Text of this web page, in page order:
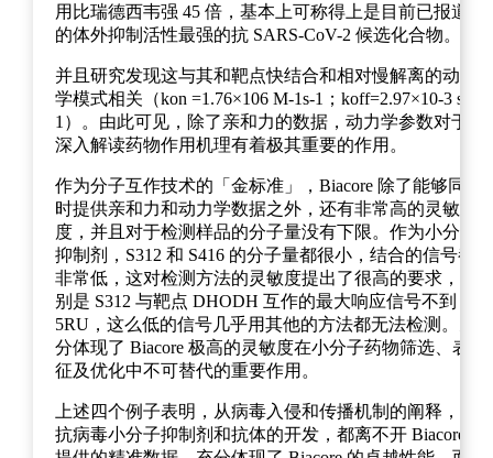
用比瑞德西韦强 45 倍，基本上可称得上是目前已报道
的体外抑制活性最强的抗 SARS-CoV-2 候选化合物。
并且研究发现这与其和靶点快结合和相对慢解离的动力
学模式相关（kon =1.76×106 M-1s-1；koff=2.97×10-3 s-
1）。由此可见，除了亲和力的数据，动力学参数对于
深入解读药物作用机理有着极其重要的作用。
作为分子互作技术的「金标准」，Biacore 除了能够同
时提供亲和力和动力学数据之外，还有非常高的灵敏
度，并且对于检测样品的分子量没有下限。作为小分子
抑制剂，S312 和 S416 的分子量都很小，结合的信号都
非常低，这对检测方法的灵敏度提出了很高的要求，特
别是 S312 与靶点 DHODH 互作的最大响应信号不到
5RU，这么低的信号几乎用其他的方法都无法检测。充
分体现了 Biacore 极高的灵敏度在小分子药物筛选、表
征及优化中不可替代的重要作用。
上述四个例子表明，从病毒入侵和传播机制的阐释，到
抗病毒小分子抑制剂和抗体的开发，都离不开 Biacore